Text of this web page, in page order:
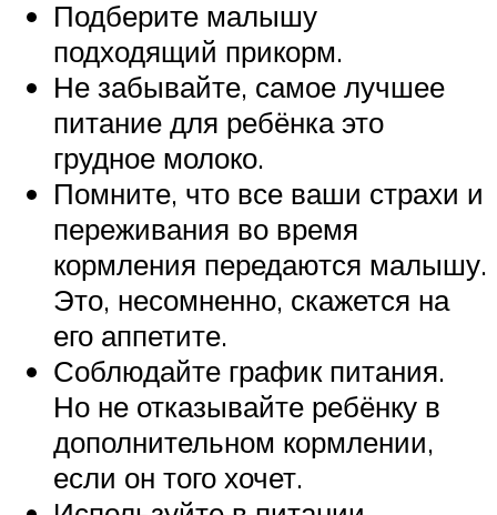
Подберите малышу
подходящий прикорм.
Не забывайте, самое лучшее
питание для ребёнка это
грудное молоко.
Помните, что все ваши страхи и
переживания во время
кормления передаются малышу.
Это, несомненно, скажется на
его аппетите.
Соблюдайте график питания.
Но не отказывайте ребёнку в
дополнительном кормлении,
если он того хочет.